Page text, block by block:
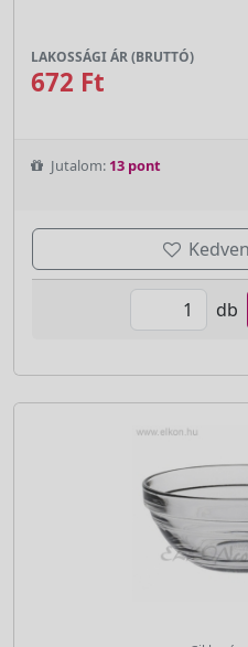
LAKOSSÁGI ÁR (BRUTTÓ)
672 Ft
Jutalom: 13 pont
db